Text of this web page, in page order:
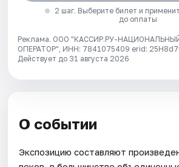
2 шаг. Выберите билет и
до оплаты
Реклама. ООО "КАССИР.РУ-
ОПЕРАТОР", ИНН: 7841075409 erid:
Действует до 31 августа 2026
О событии
Экспозицию составляют